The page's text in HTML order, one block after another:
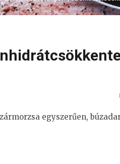
egyszerűen,